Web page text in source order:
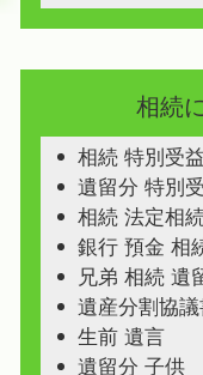
相続
相続 特別受益
遺留分 特別
相続 法定相
銀行 預金 相
兄弟 相続 遺
遺産分割協
生前 遺言
遺留分 子供